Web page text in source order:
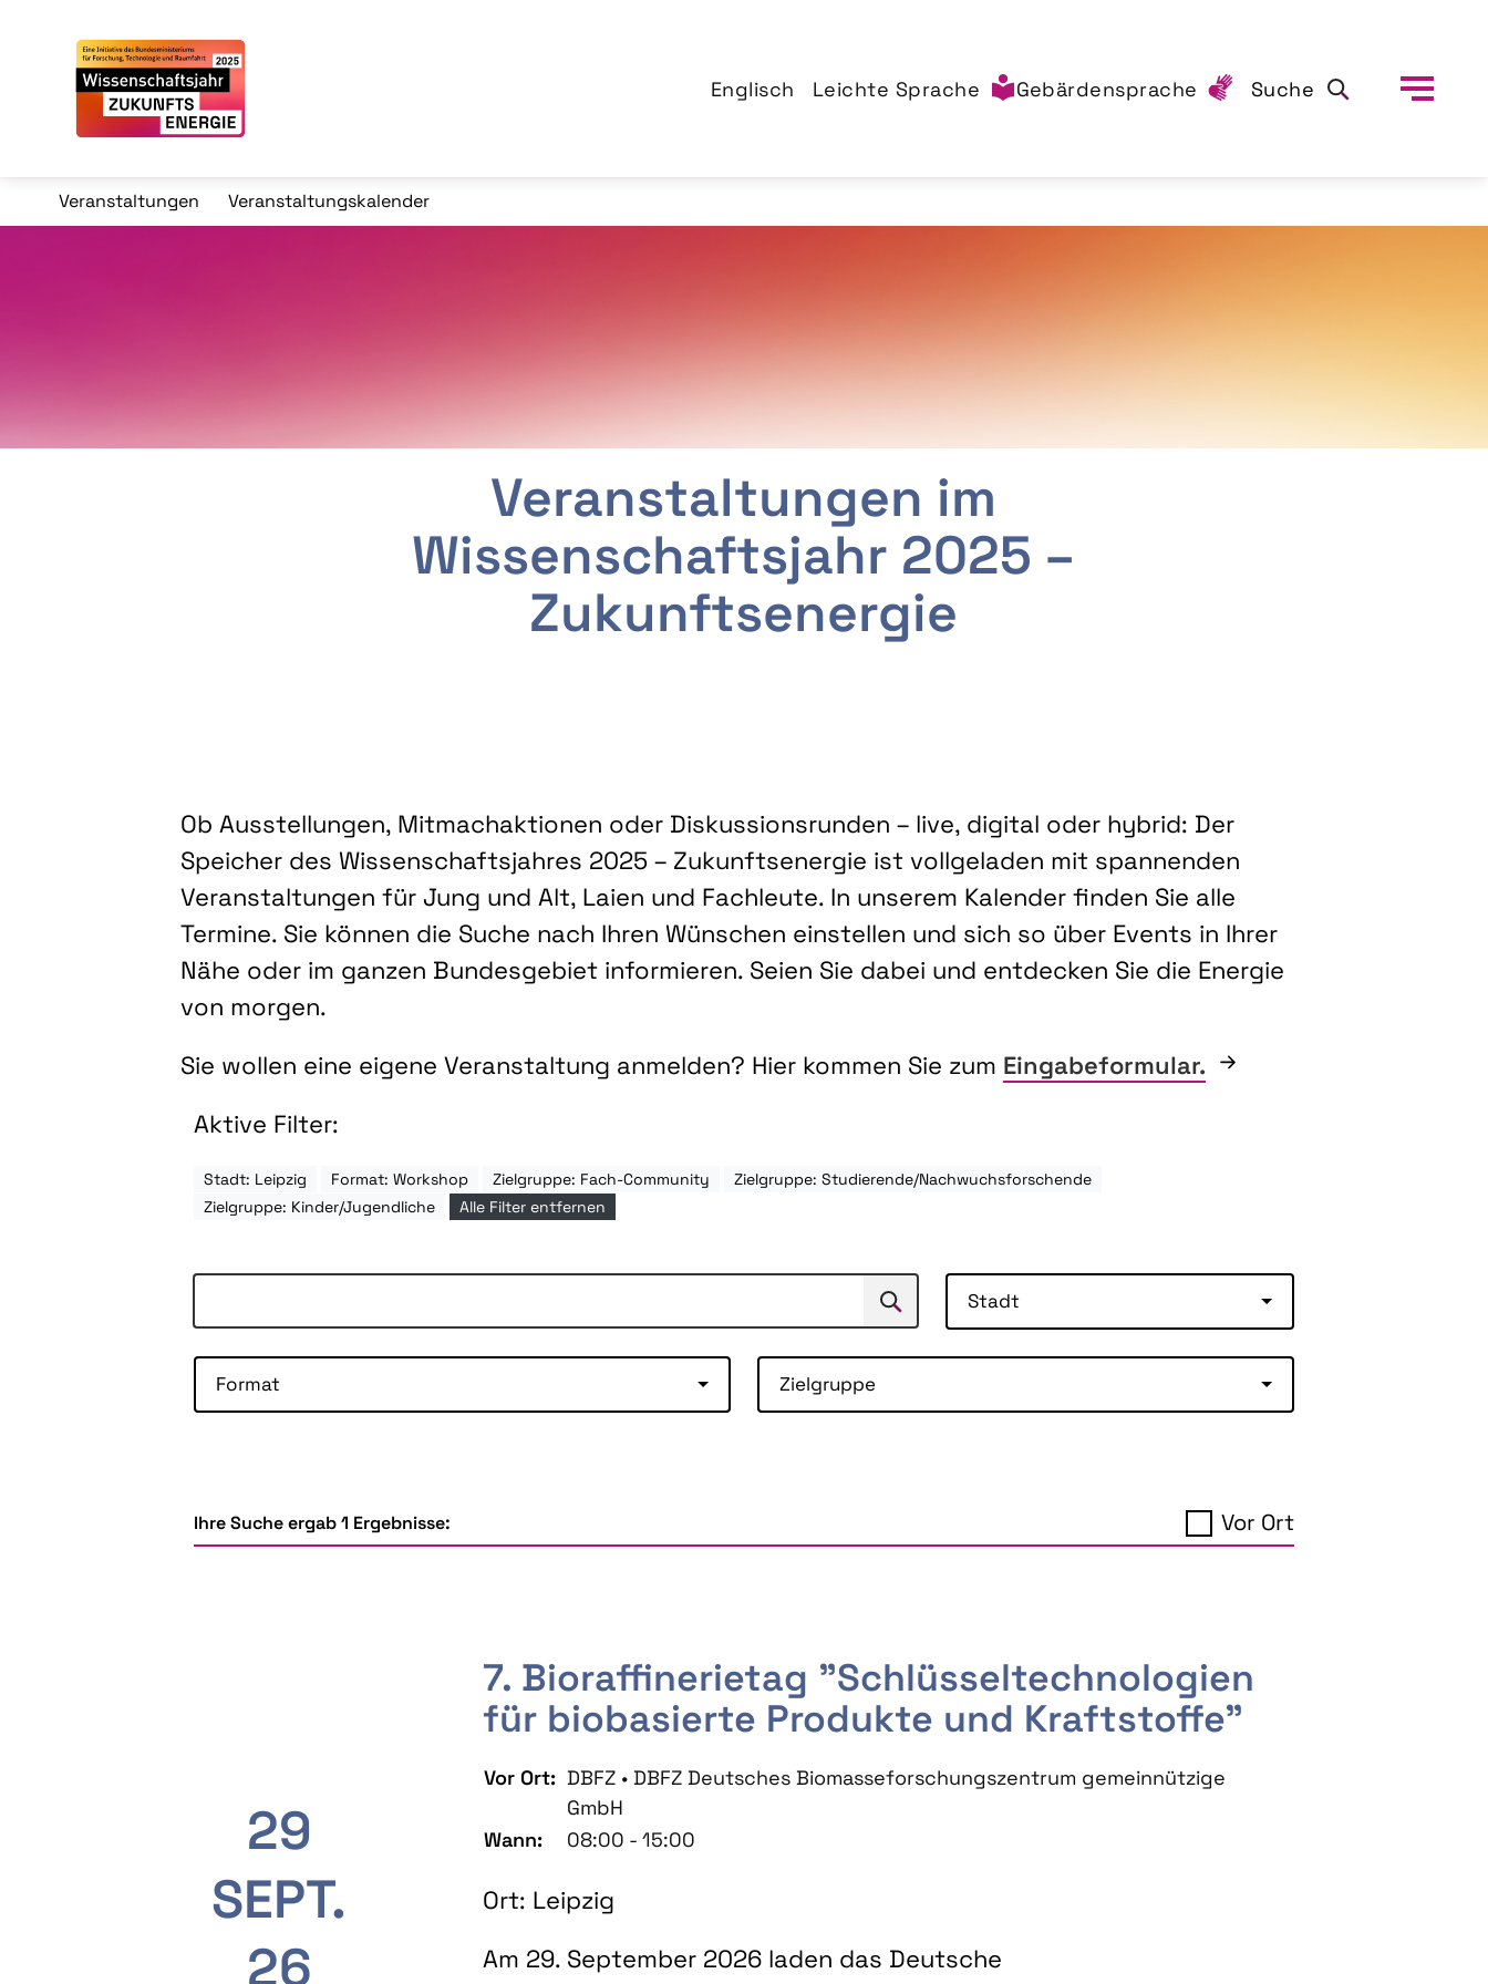
Englisch Leichte Sprache Gebärdensprache Suche
Veranstaltungen Veranstaltungskalender
Veranstaltungen im
Wissenschaftsjahr 2025 –
Zukunftsenergie
Ob Ausstellungen, Mitmachaktionen oder Diskussionsrunden – live, digital oder hybrid: Der
Speicher des Wissenschaftsjahres 2025 – Zukunftsenergie ist vollgeladen mit spannenden
Veranstaltungen für Jung und Alt, Laien und Fachleute. In unserem Kalender finden Sie alle
Termine. Sie können die Suche nach Ihren Wünschen einstellen und sich so über Events in Ihrer
Nähe oder im ganzen Bundesgebiet informieren. Seien Sie dabei und entdecken Sie die Energie
von morgen.
Sie wollen eine eigene Veranstaltung anmelden? Hier kommen Sie zum Eingabeformular.
Aktive Filter:
Stadt: Leipzig Format: Workshop Zielgruppe: Fach-Community
Zielgruppe: Studierende/Nachwuchsforschende
Zielgruppe: Kinder/Jugendliche
Alle Filter entfernen
Suchen Stadt
Format Zielgruppe
Ihre Suche ergab 1 Ergebnisse: Vor Ort
29
SEPT.
26
7. Bioraffinerietag "Schlüsseltechnologien
für biobasierte Produkte und Kraftstoffe"
Vor Ort: DBFZ • DBFZ Deutsches Biomasseforschungszentrum gemeinnützige
GmbH
Wann:
08:00 - 15:00
Ort: Leipzig
Am 29. September 2026 laden das Deutsche